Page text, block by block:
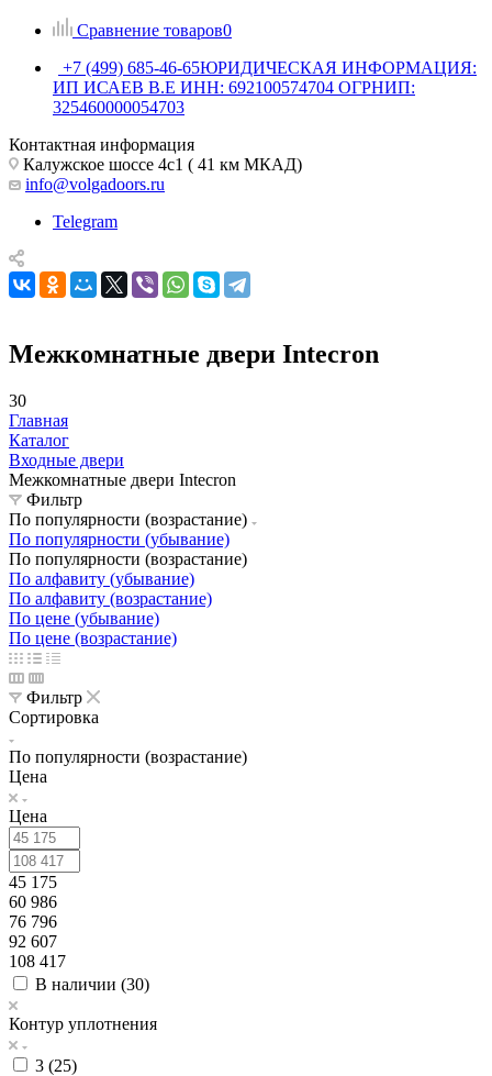
Сравнение товаров0
+7 (499) 685-46-65ЮРИДИЧЕСКАЯ ИНФОРМАЦИЯ:
ИП ИСАЕВ В.Е ИНН: 692100574704 ОГРНИП:
325460000054703
Контактная информация
Калужское шоссе 4с1 ( 41 км МКАД)
info@volgadoors.ru
Telegram
Межкомнатные двери Intecron
30
Главная
Каталог
Входные двери
Межкомнатные двери Intecron
Фильтр
По популярности (возрастание)
По популярности (убывание)
По популярности (возрастание)
По алфавиту (убывание)
По алфавиту (возрастание)
По цене (убывание)
По цене (возрастание)
Фильтр
Сортировка
По популярности (возрастание)
Цена
Цена
45 175
60 986
76 796
92 607
108 417
В наличии (30)
Контур уплотнения
3 (25)